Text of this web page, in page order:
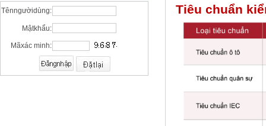
Tênngườidùng:
Mậtkhẩu:
Mãxác minh:
Tiêu chuẩn